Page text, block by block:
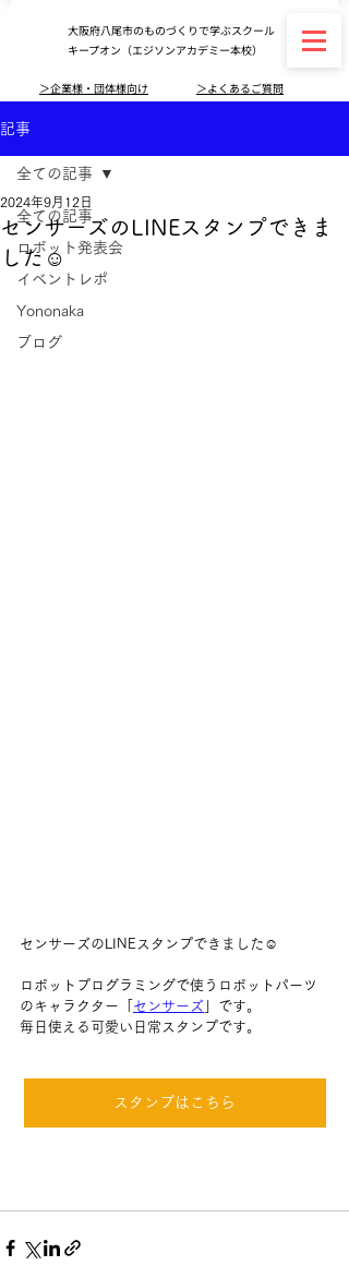
大阪府八尾市のものづくりで学ぶスクール
キープオン（エジソンアカデミー本校）
＞よくあるご質問
＞企業様・団体様向け
記事
全ての記事
ロボット発表会
イベントレポ
Yononaka
ブログ
全ての記事
センサーズのLINEスタンプできま
した☺
2024年9月12日
センサーズのLINEスタンプできました☺
ロボットプログラミングで使うロボットパーツ
のキャラクター「 センサーズ 」です。
毎日使える可愛い日常スタンプです。
スタンプはこちら